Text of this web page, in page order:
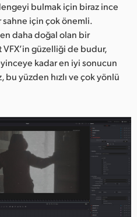
bulmak için biraz ince
için çok önemli.
daha doğal olan bir
VFX’in güzelliği de budur,
kadar en iyi sonucun
bu yüzden hızlı ve çok yönlü